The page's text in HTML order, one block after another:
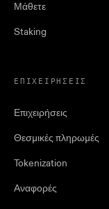
Μάθετε
Staking
ΕΠΙΧΕΙΡΉΣΕΙΣ
Επιχειρήσεις
Θεσμικές πληρωμές
Tokenization
Αναφορές